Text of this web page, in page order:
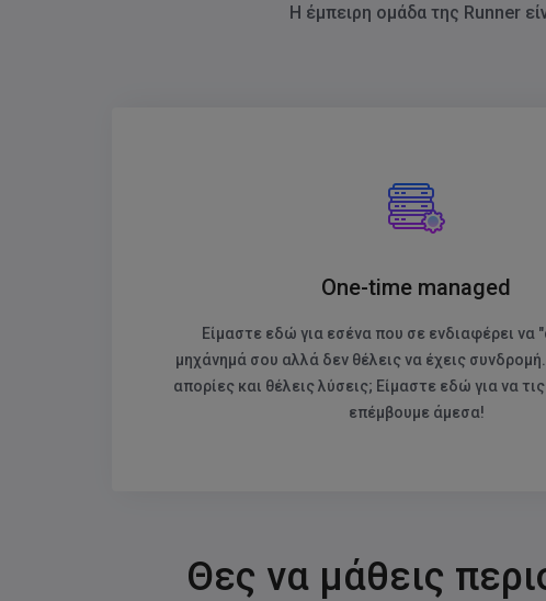
Η έμπειρη ομάδα της Runner
One-time managed
Είμαστε εδώ για εσένα που σε ενδιαφέρει να
μηχάνημά σου αλλά δεν θέλεις να έχεις
απορίες και θέλεις λύσεις; Είμαστε εδώ για να
επέμβουμε άμεσα!
Θες να μάθεις
Σκοποί (11)
Συνεργάτες (Νόμιμο
Για όλες τις εφαρμογές
Χρησιμοποίησε αυτό